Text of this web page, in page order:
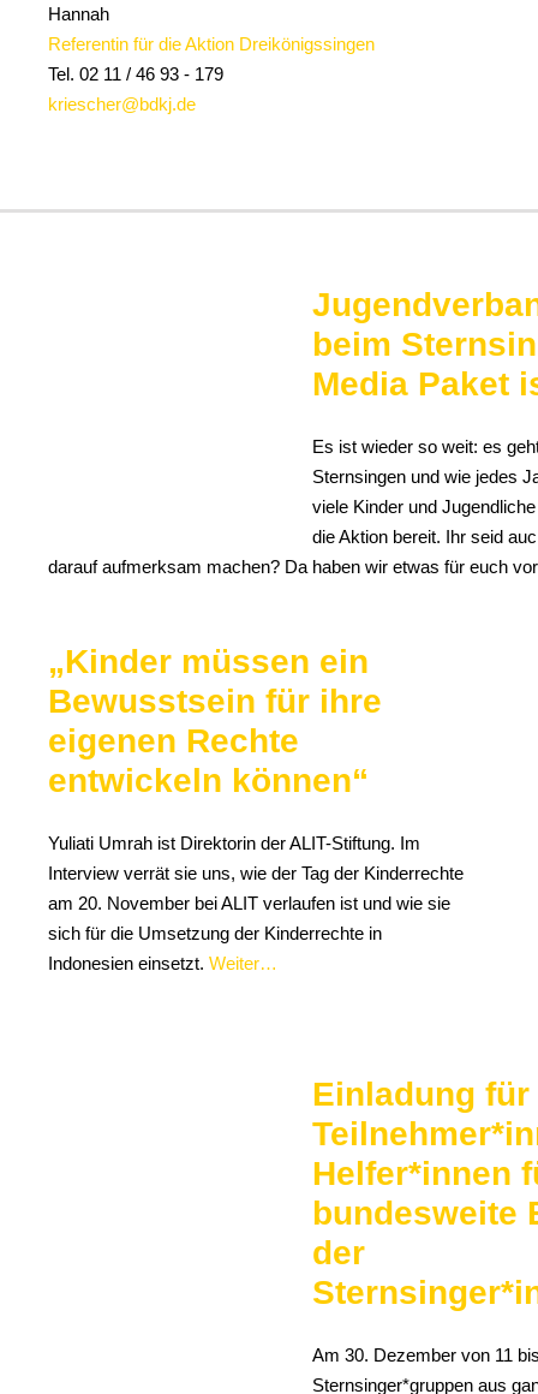
Hannah
Referentin für die Aktion Dreikönigssingen
Tel. 02 11 / 46 93 - 179
kriescher@bdkj.de
beim
Media Paket
Es ist wieder so weit: es
Sternsingen und wie jedes
viele Kinder und
die Aktion bereit. Ihr seid
darauf aufmerksam machen? Da haben wir etwas für euch
„Kinder müssen ein
Bewusstsein für ihre
eigenen Rechte
entwickeln können“
Yuliati Umrah ist Direktorin der ALIT-Stiftung. Im
Interview verrät sie uns, wie der Tag der Kinderrechte
am 20. November bei ALIT verlaufen ist und wie sie
sich für die Umsetzung der Kinderrechte in
Indonesien einsetzt. Weiter…
Einladung für
Helfer*innen
bundesweite
der
Am 30. Dezember von 11
Sternsinger*gruppen aus